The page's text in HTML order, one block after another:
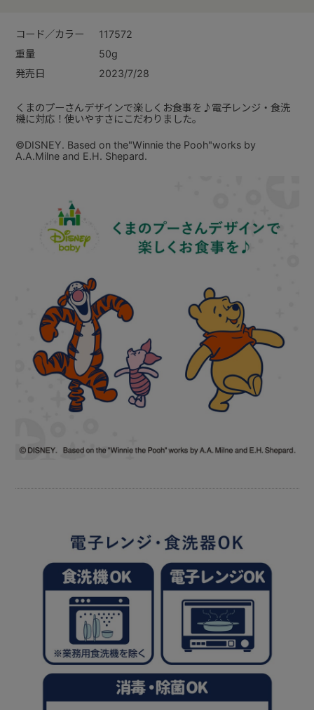
コード／カラー
117572
重量
50g
発売日
2023/7/28
くまのプーさんデザインで楽しくお食事を♪電子レンジ・食洗
機に対応！使いやすさにこだわりました。
©DISNEY. Based on the"Winnie the Pooh"works by
A.A.Milne and E.H. Shepard.